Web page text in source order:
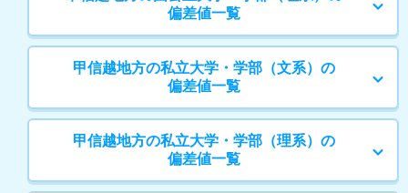
偏差値一覧
甲信越地方の私立大学・学部（文系）の
偏差値一覧
甲信越地方の私立大学・学部（理系）の
偏差値一覧